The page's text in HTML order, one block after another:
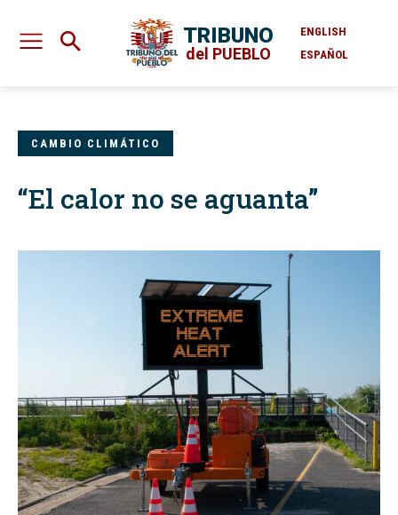
TRIBUNO
del PUEBLO
ENGLISH
ESPAÑOL
CAMBIO CLIMÁTICO
“El calor no se aguanta”